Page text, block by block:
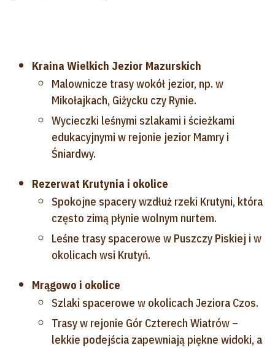
Kraina Wielkich Jezior Mazurskich
Malownicze trasy wokół jezior, np. w
Mikołajkach, Giżycku czy Rynie.
Wycieczki leśnymi szlakami i ścieżkami
edukacyjnymi w rejonie jezior Mamry i
Śniardwy.
Rezerwat Krutynia i okolice
Spokojne spacery wzdłuż rzeki Krutyni, która
często zimą płynie wolnym nurtem.
Leśne trasy spacerowe w Puszczy Piskiej i w
okolicach wsi Krutyń.
Mrągowo i okolice
Szlaki spacerowe w okolicach Jeziora Czos.
Trasy w rejonie Gór Czterech Wiatrów –
lekkie podejścia zapewniają piękne widoki, a